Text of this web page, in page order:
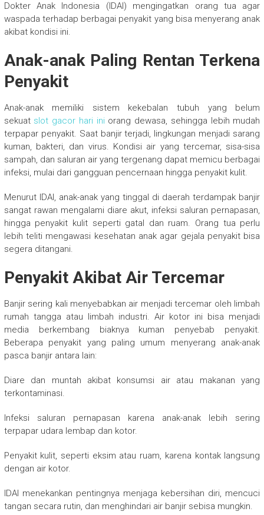
Dokter Anak Indonesia (IDAI) mengingatkan orang tua agar
waspada terhadap berbagai penyakit yang bisa menyerang anak
akibat kondisi ini.
Anak-anak Paling Rentan Terkena
Penyakit
Anak-anak memiliki sistem kekebalan tubuh yang belum
sekuat slot gacor hari iniorang dewasa, sehingga lebih mudah
terpapar penyakit. Saat banjir terjadi, lingkungan menjadi sarang
kuman, bakteri, dan virus. Kondisi air yang tercemar, sisa-sisa
sampah, dan saluran air yang tergenang dapat memicu berbagai
infeksi, mulai dari gangguan pencernaan hingga penyakit kulit.
Menurut IDAI, anak-anak yang tinggal di daerah terdampak banjir
sangat rawan mengalami diare akut, infeksi saluran pernapasan,
hingga penyakit kulit seperti gatal dan ruam. Orang tua perlu
lebih teliti mengawasi kesehatan anak agar gejala penyakit bisa
segera ditangani.
Penyakit Akibat Air Tercemar
Banjir sering kali menyebabkan air menjadi tercemar oleh limbah
rumah tangga atau limbah industri. Air kotor ini bisa menjadi
media berkembang biaknya kuman penyebab penyakit.
Beberapa penyakit yang paling umum menyerang anak-anak
pasca banjir antara lain:
Diare dan muntah akibat konsumsi air atau makanan yang
terkontaminasi.
Infeksi saluran pernapasan karena anak-anak lebih sering
terpapar udara lembap dan kotor.
Penyakit kulit, seperti eksim atau ruam, karena kontak langsung
dengan air kotor.
IDAI menekankan pentingnya menjaga kebersihan diri, mencuci
tangan secara rutin, dan menghindari air banjir sebisa mungkin.